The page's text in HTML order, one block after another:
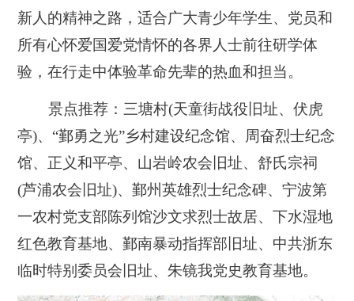
新人的精神之路，适合广大青少年学生、党员和
所有心怀爱国爱党情怀的各界人士前往研学体
验，在行走中体验革命先辈的热血和担当。
景点推荐：三塘村(天童街战役旧址、伏虎
亭)、“鄞勇之光”乡村建设纪念馆、周奋烈士纪念
馆、正义和平亭、山岩岭农会旧址、舒氏宗祠
(芦浦农会旧址)、鄞州英雄烈士纪念碑、宁波第
一农村党支部陈列馆沙文求烈士故居、下水湿地
红色教育基地、鄞南暴动指挥部旧址、中共浙东
临时特别委员会旧址、朱镜我党史教育基地。